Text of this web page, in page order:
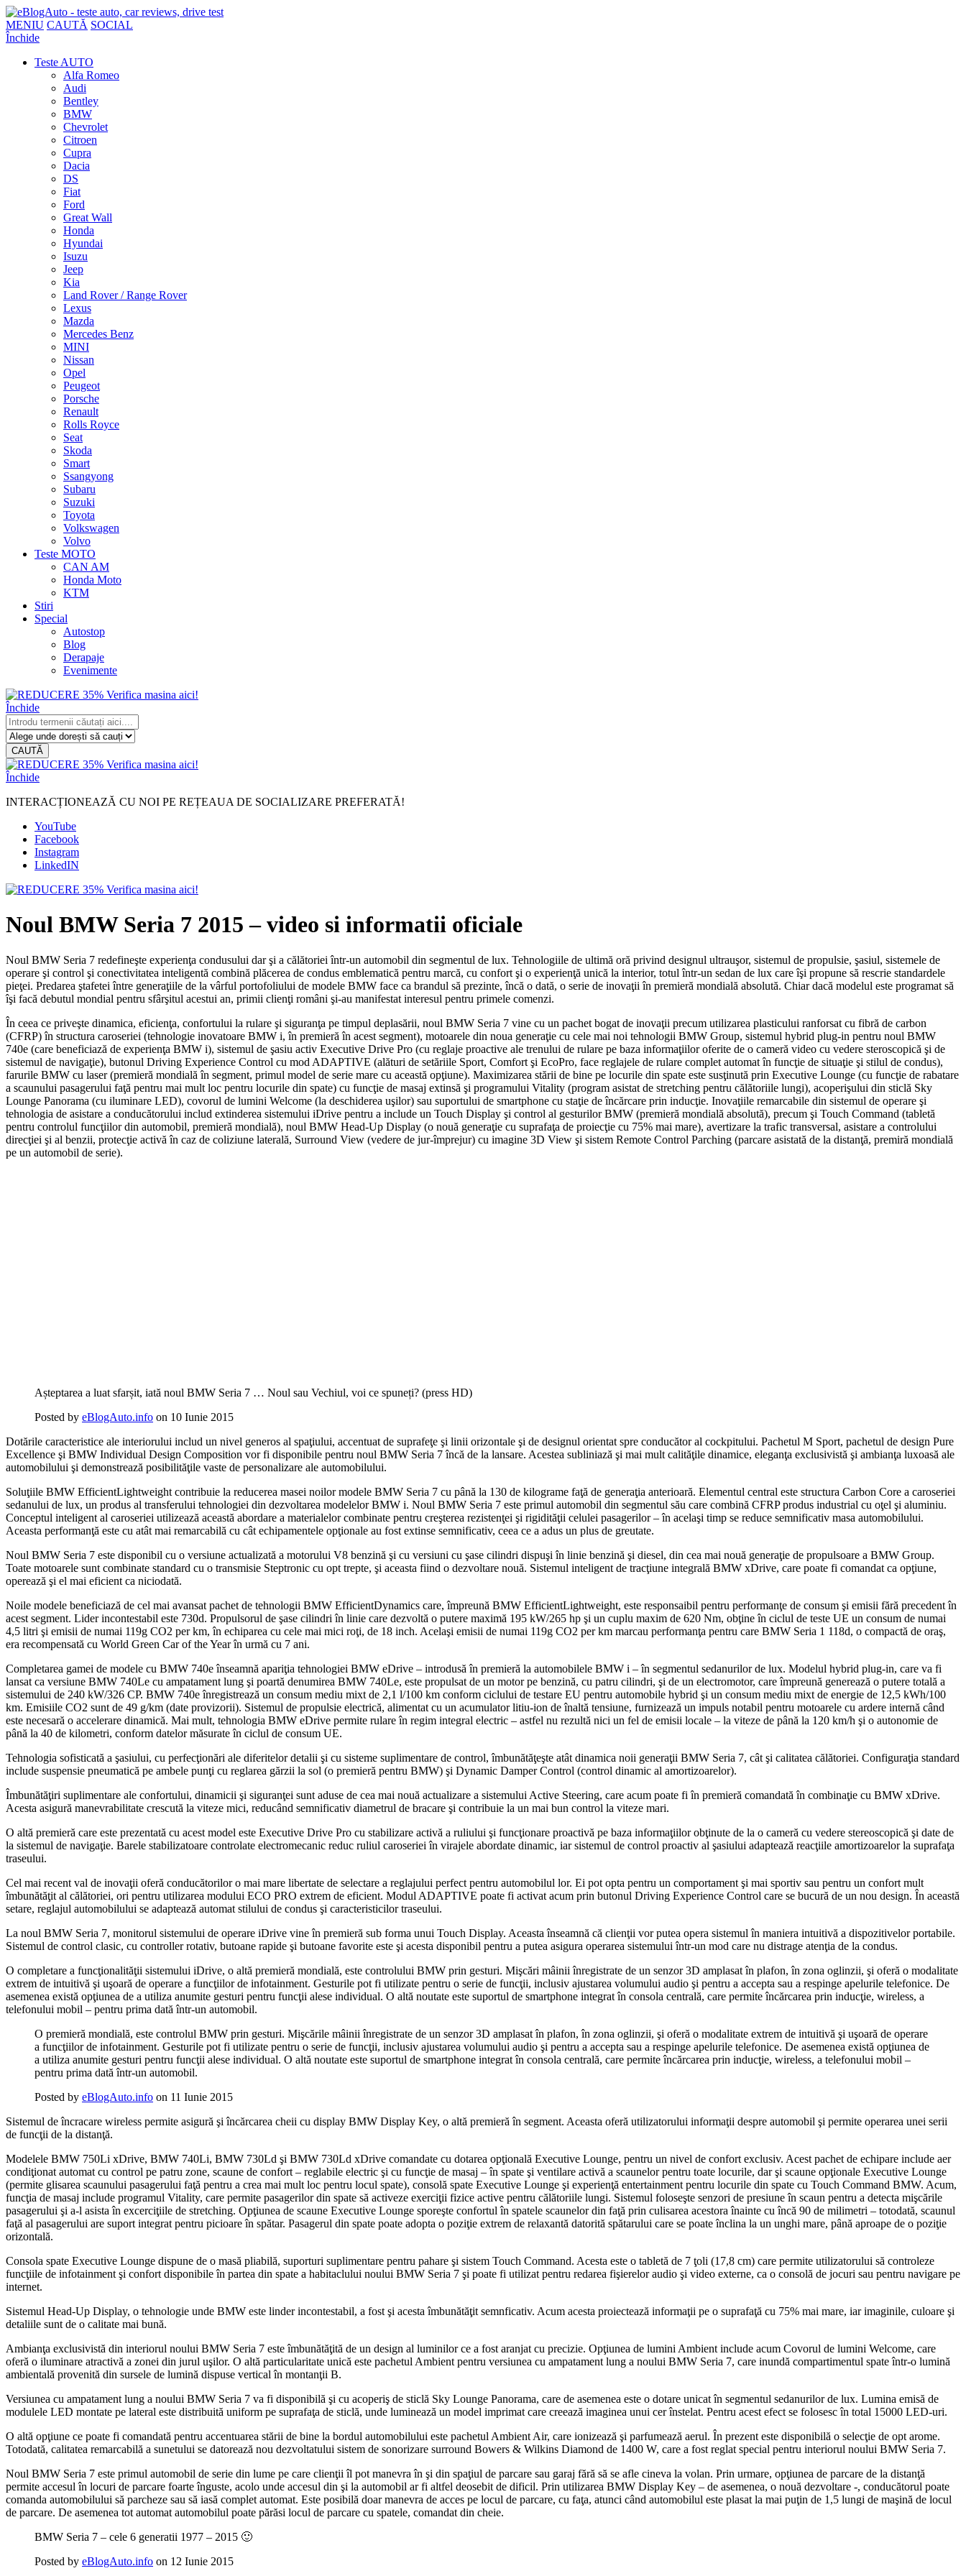
MENIU CAUTĂ SOCIAL
Închide
Teste AUTO
Alfa Romeo
Audi
Bentley
BMW
Chevrolet
Citroen
Cupra
Dacia
DS
Fiat
Ford
Great Wall
Honda
Hyundai
Isuzu
Jeep
Kia
Land Rover / Range Rover
Lexus
Mazda
Mercedes Benz
MINI
Nissan
Opel
Peugeot
Porsche
Renault
Rolls Royce
Seat
Skoda
Smart
Ssangyong
Subaru
Suzuki
Toyota
Volkswagen
Volvo
Teste MOTO
CAN AM
Honda Moto
KTM
Stiri
Special
Autostop
Blog
Derapaje
Evenimente
Închide
CAUTĂ
Închide
INTERACȚIONEAZĂ CU NOI PE REȚEAUA DE SOCIALIZARE PREFERATĂ!
YouTube
Facebook
Instagram
LinkedIN
Noul BMW Seria 7 2015 – video si informatii oficiale
Noul BMW Seria 7 redefineşte experienţa condusului dar şi a călătoriei într-un automobil din segmentul de lux. Tehnologiile de ultimă oră privind designul ultrauşor, sistemul de propulsie, şasiul, sistemele de
operare şi control şi conectivitatea inteligentă combină plăcerea de condus emblematică pentru marcă, cu confort şi o experienţă unică la interior, totul într-un sedan de lux care îşi propune să rescrie standardele
pieţei. Predarea ştafetei între generaţiile de la vârful portofoliului de modele BMW face ca brandul să prezinte, încă o dată, o serie de inovaţii în premieră mondială absolută. Chiar dacă modelul este programat să
îşi facă debutul mondial pentru sfârşitul acestui an, primii clienţi români şi-au manifestat interesul pentru primele comenzi.
În ceea ce priveşte dinamica, eficienţa, confortului la rulare şi siguranţa pe timpul deplasării, noul BMW Seria 7 vine cu un pachet bogat de inovaţii precum utilizarea plasticului ranforsat cu fibră de carbon
(CFRP) în structura caroseriei (tehnologie inovatoare BMW i, în premieră în acest segment), motoarele din noua generaţie cu cele mai noi tehnologii BMW Group, sistemul hybrid plug-in pentru noul BMW
740e (care beneficiază de experienţa BMW i), sistemul de şasiu activ Executive Drive Pro (cu reglaje proactive ale trenului de rulare pe baza informaţiilor oferite de o cameră video cu vedere steroscopică şi de
sistemul de navigaţie), butonul Driving Experience Control cu mod ADAPTIVE (alături de setăriile Sport, Comfort şi EcoPro, face reglajele de rulare complet automat în funcţie de situaţie şi stilul de condus),
farurile BMW cu laser (premieră mondială în segment, primul model de serie mare cu această opţiune). Maximizarea stării de bine pe locurile din spate este susţinută prin Executive Lounge (cu funcţie de rabatare
a scaunului pasagerului faţă pentru mai mult loc pentru locurile din spate) cu funcţie de masaj extinsă şi programului Vitality (program asistat de stretching pentru călătoriile lungi), acoperişului din sticlă Sky
Lounge Panorama (cu iluminare LED), covorul de lumini Welcome (la deschiderea uşilor) sau suportului de smartphone cu staţie de încărcare prin inducţie. Inovaţiile remarcabile din sistemul de operare şi
tehnologia de asistare a conducătorului includ extinderea sistemului iDrive pentru a include un Touch Display şi control al gesturilor BMW (premieră mondială absolută), precum şi Touch Command (tabletă
pentru controlul funcţiilor din automobil, premieră mondială), noul BMW Head-Up Display (o nouă generaţie cu suprafaţa de proiecţie cu 75% mai mare), avertizare la trafic transversal, asistare a controlului
direcţiei şi al benzii, protecţie activă în caz de coliziune laterală, Surround View (vedere de jur-împrejur) cu imagine 3D View şi sistem Remote Control Parching (parcare asistată de la distanţă, premiră mondială
pe un automobil de serie).
Așteptarea a luat sfarșit, iată noul BMW Seria 7 … Noul sau Vechiul, voi ce spuneți? (press HD)
Posted by eBlogAuto.info on 10 Iunie 2015
Dotările caracteristice ale interiorului includ un nivel generos al spaţiului, accentuat de suprafeţe şi linii orizontale şi de designul orientat spre conducător al cockpitului. Pachetul M Sport, pachetul de design Pure
Excellence şi BMW Individual Design Composition vor fi disponibile pentru noul BMW Seria 7 încă de la lansare. Acestea subliniază şi mai mult calităţile dinamice, eleganţa exclusivistă şi ambianţa luxoasă ale
automobilului şi demonstrează posibilităţile vaste de personalizare ale automobilului.
Soluţiile BMW EfficientLightweight contribuie la reducerea masei noilor modele BMW Seria 7 cu până la 130 de kilograme faţă de generaţia anterioară. Elementul central este structura Carbon Core a caroseriei
sedanului de lux, un produs al transferului tehnologiei din dezvoltarea modelelor BMW i. Noul BMW Seria 7 este primul automobil din segmentul său care combină CFRP produs industrial cu oţel şi aluminiu.
Conceptul inteligent al caroseriei utilizează această abordare a materialelor combinate pentru creşterea rezistenţei şi rigidităţii celulei pasagerilor – în acelaşi timp se reduce semnificativ masa automobilului.
Aceasta performanţă este cu atât mai remarcabilă cu cât echipamentele opţionale au fost extinse semnificativ, ceea ce a adus un plus de greutate.
Noul BMW Seria 7 este disponibil cu o versiune actualizată a motorului V8 benzină şi cu versiuni cu şase cilindri dispuşi în linie benzină şi diesel, din cea mai nouă generaţie de propulsoare a BMW Group.
Toate motoarele sunt combinate standard cu o transmisie Steptronic cu opt trepte, şi aceasta fiind o dezvoltare nouă. Sistemul inteligent de tracţiune integrală BMW xDrive, care poate fi comandat ca opţiune,
operează şi el mai eficient ca niciodată.
Noile modele beneficiază de cel mai avansat pachet de tehnologii BMW EfficientDynamics care, împreună BMW EfficientLightweight, este responsaibil pentru performanţe de consum şi emisii fără precedent în
acest segment. Lider incontestabil este 730d. Propulsorul de şase cilindri în linie care dezvoltă o putere maximă 195 kW/265 hp şi un cuplu maxim de 620 Nm, obţine în ciclul de teste UE un consum de numai
4,5 litri şi emisii de numai 119g CO2 per km, în echiparea cu cele mai mici roţi, de 18 inch. Acelaşi emisii de numai 119g CO2 per km marcau performanţa pentru care BMW Seria 1 118d, o compactă de oraş,
era recompensată cu World Green Car of the Year în urmă cu 7 ani.
Completarea gamei de modele cu BMW 740e înseamnă apariţia tehnologiei BMW eDrive – introdusă în premieră la automobilele BMW i – în segmentul sedanurilor de lux. Modelul hybrid plug-in, care va fi
lansat ca versiune BMW 740Le cu ampatament lung şi poartă denumirea BMW 740Le, este propulsat de un motor pe benzină, cu patru cilindri, şi de un electromotor, care împreună generează o putere totală a
sistemului de 240 kW/326 CP. BMW 740e înregistrează un consum mediu mixt de 2,1 l/100 km conform ciclului de testare EU pentru automobile hybrid şi un consum mediu mixt de energie de 12,5 kWh/100
km. Emisiile CO2 sunt de 49 g/km (date provizorii). Sistemul de propulsie electrică, alimentat cu un acumulator litiu-ion de înaltă tensiune, furnizează un impuls notabil pentru motoarele cu ardere internă când
este necesară o accelerare dinamică. Mai mult, tehnologia BMW eDrive permite rulare în regim integral electric – astfel nu rezultă nici un fel de emisii locale – la viteze de până la 120 km/h şi o autonomie de
până la 40 de kilometri, conform datelor măsurate în ciclul de consum UE.
Tehnologia sofisticată a şasiului, cu perfecţionări ale diferitelor detalii şi cu sisteme suplimentare de control, îmbunătăţeşte atât dinamica noii generaţii BMW Seria 7, cât şi calitatea călătoriei. Configuraţia standard
include suspensie pneumatică pe ambele punţi cu reglarea gărzii la sol (o premieră pentru BMW) şi Dynamic Damper Control (control dinamic al amortizoarelor).
Îmbunătăţiri suplimentare ale confortului, dinamicii şi siguranţei sunt aduse de cea mai nouă actualizare a sistemului Active Steering, care acum poate fi în premieră comandată în combinaţie cu BMW xDrive.
Acesta asigură manevrabilitate crescută la viteze mici, reducând semnificativ diametrul de bracare şi contribuie la un mai bun control la viteze mari.
O altă premieră care este prezentată cu acest model este Executive Drive Pro cu stabilizare activă a ruliului şi funcţionare proactivă pe baza informaţiilor obţinute de la o cameră cu vedere stereoscopică şi date de
la sistemul de navigaţie. Barele stabilizatoare controlate electromecanic reduc ruliul caroseriei în virajele abordate dinamic, iar sistemul de control proactiv al şasiului adaptează reacţiile amortizoarelor la suprafaţa
traseului.
Cel mai recent val de inovaţii oferă conducătorilor o mai mare libertate de selectare a reglajului perfect pentru automobilul lor. Ei pot opta pentru un comportament şi mai sportiv sau pentru un confort mult
îmbunătăţit al călătoriei, ori pentru utilizarea modului ECO PRO extrem de eficient. Modul ADAPTIVE poate fi activat acum prin butonul Driving Experience Control care se bucură de un nou design. În această
setare, reglajul automobilului se adaptează automat stilului de condus şi caracteristicilor traseului.
La noul BMW Seria 7, monitorul sistemului de operare iDrive vine în premieră sub forma unui Touch Display. Aceasta înseamnă că clienţii vor putea opera sistemul în maniera intuitivă a dispozitivelor portabile.
Sistemul de control clasic, cu controller rotativ, butoane rapide şi butoane favorite este şi acesta disponibil pentru a putea asigura operarea sistemului într-un mod care nu distrage atenţia de la condus.
O completare a funcţionalităţii sistemului iDrive, o altă premieră mondială, este controlului BMW prin gesturi. Mişcări mâinii înregistrate de un senzor 3D amplasat în plafon, în zona oglinzii, şi oferă o modalitate
extrem de intuitivă şi uşoară de operare a funcţiilor de infotainment. Gesturile pot fi utilizate pentru o serie de funcţii, inclusiv ajustarea volumului audio şi pentru a accepta sau a respinge apelurile telefonice. De
asemenea există opţiunea de a utiliza anumite gesturi pentru funcţii alese individual. O altă noutate este suportul de smartphone integrat în consola centrală, care permite încărcarea prin inducţie, wireless, a
telefonului mobil – pentru prima dată într-un automobil.
O premieră mondială, este controlul BMW prin gesturi. Mişcările mâinii înregistrate de un senzor 3D amplasat în plafon, în zona oglinzii, şi oferă o modalitate extrem de intuitivă şi uşoară de operare
a funcţiilor de infotainment. Gesturile pot fi utilizate pentru o serie de funcţii, inclusiv ajustarea volumului audio şi pentru a accepta sau a respinge apelurile telefonice. De asemenea există opţiunea de
a utiliza anumite gesturi pentru funcţii alese individual. O altă noutate este suportul de smartphone integrat în consola centrală, care permite încărcarea prin inducţie, wireless, a telefonului mobil –
pentru prima dată într-un automobil.
Posted by eBlogAuto.info on 11 Iunie 2015
Sistemul de încracare wireless permite asigură şi încărcarea cheii cu display BMW Display Key, o altă premieră în segment. Aceasta oferă utilizatorului informaţii despre automobil şi permite operarea unei serii
de funcţii de la distanţă.
Modelele BMW 750Li xDrive, BMW 740Li, BMW 730Ld şi BMW 730Ld xDrive comandate cu dotarea opţională Executive Lounge, pentru un nivel de confort exclusiv. Acest pachet de echipare include aer
condiţionat automat cu control pe patru zone, scaune de confort – reglabile electric şi cu funcţie de masaj – în spate şi ventilare activă a scaunelor pentru toate locurile, dar şi scaune opţionale Executive Lounge
(permite glisarea scaunului pasagerului faţă pentru a crea mai mult loc pentru locul spate), consolă spate Executive Lounge şi experienţă entertainment pentru locurile din spate cu Touch Command BMW. Acum,
funcţia de masaj include programul Vitality, care permite pasagerilor din spate să activeze exerciţii fizice active pentru călătoriile lungi. Sistemul foloseşte senzori de presiune în scaun pentru a detecta mişcările
pasagerului şi a-l asista în excerciţiile de stretching. Opţiunea de scaune Executive Lounge sporeşte confortul în spatele scaunelor din faţă prin culisarea acestora înainte cu încă 90 de milimetri – totodată, scaunul
faţă al pasagerului are suport integrat pentru picioare în spătar. Pasagerul din spate poate adopta o poziţie extrem de relaxantă datorită spătarului care se poate înclina la un unghi mare, până aproape de o poziţie
orizontală.
Consola spate Executive Lounge dispune de o masă pliabilă, suporturi suplimentare pentru pahare şi sistem Touch Command. Acesta este o tabletă de 7 ţoli (17,8 cm) care permite utilizatorului să controleze
funcţiile de infotainment şi confort disponibile în partea din spate a habitaclului noului BMW Seria 7 şi poate fi utilizat pentru redarea fişierelor audio şi video externe, ca o consolă de jocuri sau pentru navigare pe
internet.
Sistemul Head-Up Display, o tehnologie unde BMW este linder incontestabil, a fost şi acesta îmbunătăţit semnficativ. Acum acesta proiectează informaţii pe o suprafaţă cu 75% mai mare, iar imaginile, culoare şi
detaliile sunt de o calitate mai bună.
Ambianţa exclusivistă din interiorul noului BMW Seria 7 este îmbunătăţită de un design al luminilor ce a fost aranjat cu precizie. Opţiunea de lumini Ambient include acum Covorul de lumini Welcome, care
oferă o iluminare atractivă a zonei din jurul uşilor. O altă particularitate unică este pachetul Ambient pentru versiunea cu ampatament lung a noului BMW Seria 7, care inundă compartimentul spate într-o lumină
ambientală provenită din sursele de lumină dispuse vertical în montanţii B.
Versiunea cu ampatament lung a noului BMW Seria 7 va fi disponibilă şi cu acoperiş de sticlă Sky Lounge Panorama, care de asemenea este o dotare unicat în segmentul sedanurilor de lux. Lumina emisă de
modulele LED montate pe lateral este distribuită uniform pe suprafaţa de sticlă, unde luminează un model imprimat care creează imaginea unui cer înstelat. Pentru acest efect se folosesc în total 15000 LED-uri.
O altă opţiune ce poate fi comandată pentru accentuarea stării de bine la bordul automobilului este pachetul Ambient Air, care ionizează şi parfumează aerul. În prezent este disponibilă o selecţie de opt arome.
Totodată, calitatea remarcabilă a sunetului se datorează nou dezvoltatului sistem de sonorizare surround Bowers & Wilkins Diamond de 1400 W, care a fost reglat special pentru interiorul noului BMW Seria 7.
Noul BMW Seria 7 este primul automobil de serie din lume pe care clienţii îl pot manevra în şi din spaţiul de parcare sau garaj fără să se afle cineva la volan. Prin urmare, opţiunea de parcare de la distanţă
permite accesul în locuri de parcare foarte înguste, acolo unde accesul din şi la automobil ar fi altfel deosebit de dificil. Prin utilizarea BMW Display Key – de asemenea, o nouă dezvoltare -, conducătorul poate
comanda automobilului să parcheze sau să iasă complet automat. Este posibilă doar manevra de acces pe locul de parcare, cu faţa, atunci când automobilul este plasat la mai puţin de 1,5 lungi de maşină de locul
de parcare. De asemenea tot automat automobilul poate părăsi locul de parcare cu spatele, comandat din cheie.
BMW Seria 7 – cele 6 generatii 1977 – 2015 🙂
Posted by eBlogAuto.info on 12 Iunie 2015